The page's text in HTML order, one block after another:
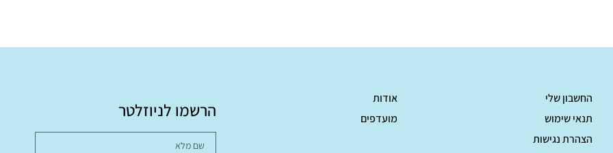
החשבון שלי
תנאי שימוש
הצהרת נגישות
אודות
מועדפים
הרשמו לניוזלטר